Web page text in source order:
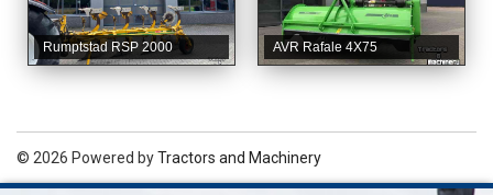
Rumptstad RSP 2000 AVR Rafale 4X75
© 2026 Powered byTractors and Machinery